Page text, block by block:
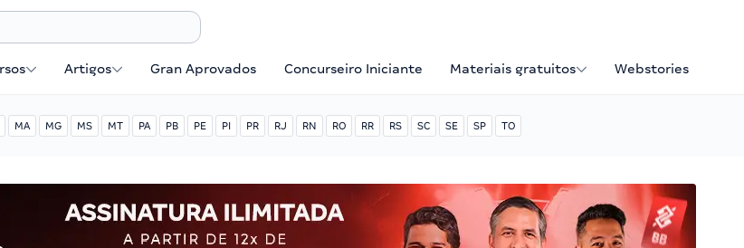
Artigos Gran Aprovados Concurseiro Iniciante Materiais gratuitos Webstories
MA MG MS MT PA PB PE PI PR RJ RN RO RR RS SC SE SP TO